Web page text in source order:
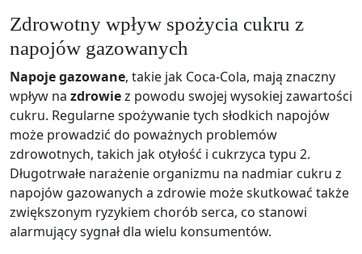
Zdrowotny wpływ spożycia cukru z
napojów gazowanych
Napoje gazowane, takie jak Coca-Cola, mają znaczny
wpływ na zdrowiez powodu swojej wysokiej zawartości
cukru. Regularne spożywanie tych słodkich napojów
może prowadzić do poważnych problemów
zdrowotnych, takich jak otyłość i cukrzyca typu 2.
Długotrwałe narażenie organizmu na nadmiar cukru z
napojów gazowanych a zdrowie może skutkować także
zwiększonym ryzykiem chorób serca, co stanowi
alarmujący sygnał dla wielu konsumentów.